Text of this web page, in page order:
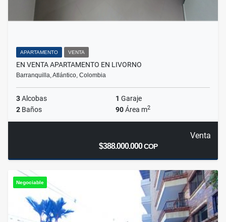
APARTAMENTO VENTA
EN VENTA APARTAMENTO EN LIVORNO
Barranquilla, Atlántico, Colombia
3Alcobas 1 Garaje
2 Baños 90Área m2
Venta
$388.000.000COP
Negociable